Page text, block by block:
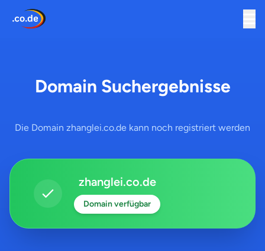
Domain Suchergebnisse
Die Domain zhanglei.co.de kann noch registriert werden
zhanglei.co.de
Domain verfügbar